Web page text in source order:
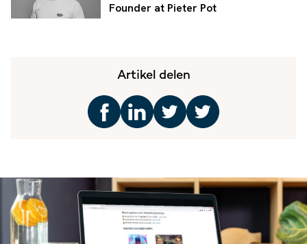
Founder at Pieter Pot
Artikel delen